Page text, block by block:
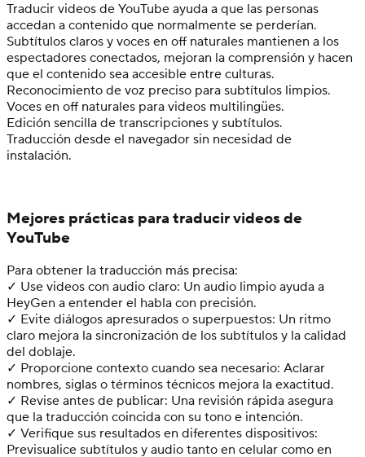
Traducir videos de YouTube ayuda a que las personas
accedan a contenido que normalmente se perderían.
Subtítulos claros y voces en off naturales mantienen a los
espectadores conectados, mejoran la comprensión y hacen
que el contenido sea accesible entre culturas.
Reconocimiento de voz preciso para subtítulos limpios.
Voces en off naturales para videos multilingües.
Edición sencilla de transcripciones y subtítulos.
Traducción desde el navegador sin necesidad de
instalación.
Mejores prácticas para traducir videos de
YouTube
Para obtener la traducción más precisa:
✓ Use videos con audio claro: Un audio limpio ayuda a
HeyGen a entender el habla con precisión.
✓ Evite diálogos apresurados o superpuestos: Un ritmo
claro mejora la sincronización de los subtítulos y la calidad
del doblaje.
✓ Proporcione contexto cuando sea necesario: Aclarar
nombres, siglas o términos técnicos mejora la exactitud.
✓ Revise antes de publicar: Una revisión rápida asegura
que la traducción coincida con su tono e intención.
✓ Verifique sus resultados en diferentes dispositivos:
Previsualice subtítulos y audio tanto en celular como en